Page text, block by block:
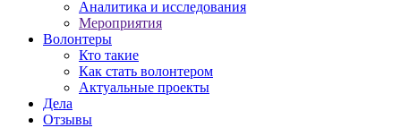
Аналитика и исследования
Мероприятия
Волонтеры
Кто такие
Как стать волонтером
Актуальные проекты
Дела
Отзывы